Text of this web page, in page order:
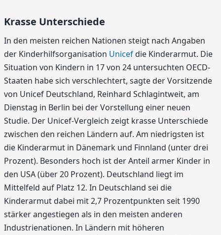
Krasse Unterschiede
In den meisten reichen Nationen steigt nach Angaben
der Kinderhilfsorganisation Unicefdie Kinderarmut. Die
Situation von Kindern in 17 von 24 untersuchten OECD-
Staaten habe sich verschlechtert, sagte der Vorsitzende
von Unicef Deutschland, Reinhard Schlagintweit, am
Dienstag in Berlin bei der Vorstellung einer neuen
Studie. Der Unicef-Vergleich zeigt krasse Unterschiede
zwischen den reichen Ländern auf. Am niedrigsten ist
die Kinderarmut in Dänemark und Finnland (unter drei
Prozent). Besonders hoch ist der Anteil armer Kinder in
den USA (über 20 Prozent). Deutschland liegt im
Mittelfeld auf Platz 12. In Deutschland sei die
Kinderarmut dabei mit 2,7 Prozentpunkten seit 1990
stärker angestiegen als in den meisten anderen
Industrienationen. In Ländern mit höheren